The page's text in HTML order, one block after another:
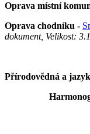
Oprava místní
Oprava chodníku -
dokument, Velikost:
Přírodovědná a